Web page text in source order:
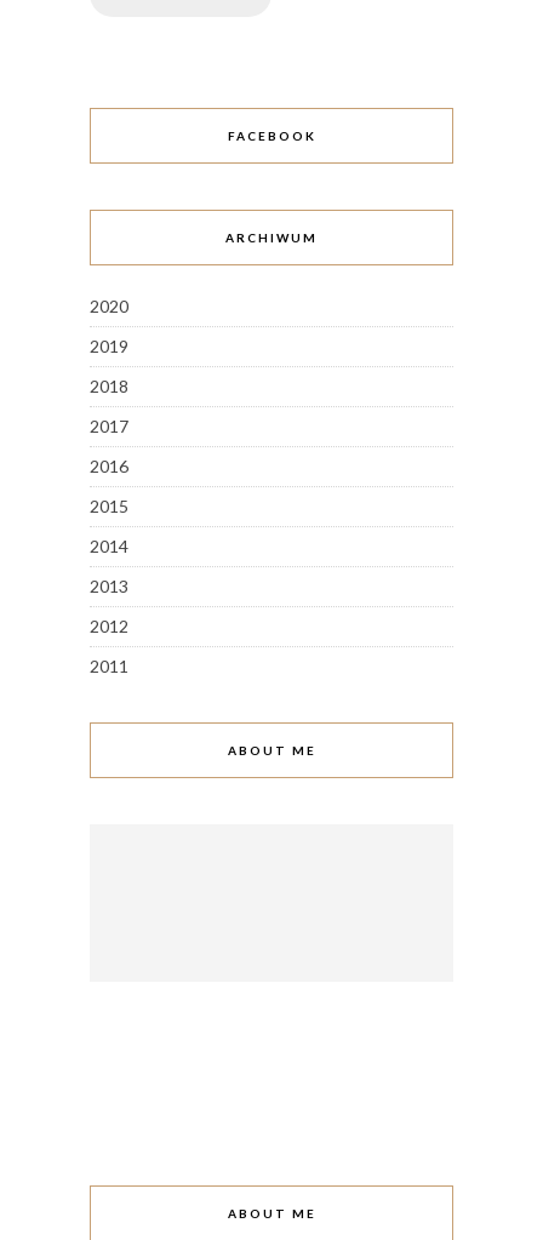
FACEBOOK
ARCHIWUM
2020
2019
2018
2017
2016
2015
2014
2013
2012
2011
ABOUT ME
ABOUT ME